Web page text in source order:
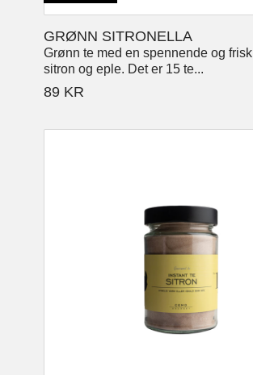
GRØNN SITRONELLA
Grønn te med en spennende og
sitron og eple. Det er 15 te...
89 KR